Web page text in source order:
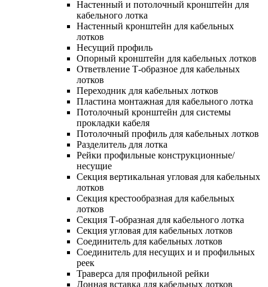
Настенный и потолочный кронштейн для
кабельного лотка
Настенный кронштейн для кабельных
лотков
Несущий профиль
Опорный кронштейн для кабельных лотков
Ответвление Т-образное для кабельных
лотков
Переходник для кабельных лотков
Пластина монтажная для кабельного лотка
Потолочный кронштейн для системы
прокладки кабеля
Потолочный профиль для кабельных лотков
Разделитель для лотка
Рейки профильные конструкционные/
несущие
Секция вертикальная угловая для кабельных
лотков
Секция крестообразная для кабельных
лотков
Секция Т-образная для кабельного лотка
Секция угловая для кабельных лотков
Соединитель для кабельных лотков
Соединитель для несущих и и профильных
реек
Траверса для профильной рейки
Донная вставка для кабельных лотков